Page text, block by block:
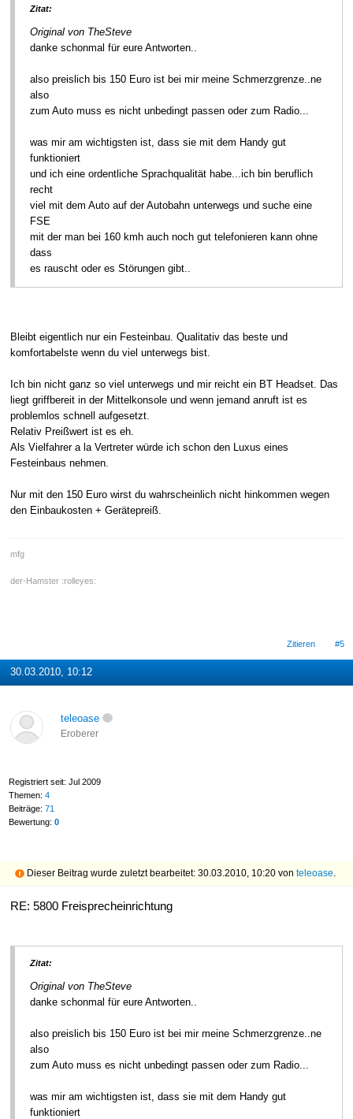
Zitat:
Original von TheSteve
danke schonmal für eure Antworten..
also preislich bis 150 Euro ist bei mir meine Schmerzgrenze..ne
also
zum Auto muss es nicht unbedingt passen oder zum Radio...
was mir am wichtigsten ist, dass sie mit dem Handy gut
funktioniert
und ich eine ordentliche Sprachqualität habe...ich bin beruflich
recht
viel mit dem Auto auf der Autobahn unterwegs und suche eine
FSE
mit der man bei 160 kmh auch noch gut telefonieren kann ohne
dass
es rauscht oder es Störungen gibt..
Bleibt eigentlich nur ein Festeinbau. Qualitativ das beste und
komfortabelste wenn du viel unterwegs bist.
Ich bin nicht ganz so viel unterwegs und mir reicht ein BT Headset. Das
liegt griffbereit in der Mittelkonsole und wenn jemand anruft ist es
problemlos schnell aufgesetzt.
Relativ Preißwert ist es eh.
Als Vielfahrer a la Vertreter würde ich schon den Luxus eines
Festeinbaus nehmen.
Nur mit den 150 Euro wirst du wahrscheinlich nicht hinkommen wegen
den Einbaukosten + Gerätepreiß.
mfg
der-Hamster :rolleyes:
Zitieren #5
30.03.2010, 10:12
teleoase
Eroberer
Registriert seit: Jul 2009
Themen: 4
Beiträge: 71
Bewertung: 0
Dieser Beitrag wurde zuletzt bearbeitet: 30.03.2010, 10:20 von teleoase.
RE: 5800 Freisprecheinrichtung
Zitat:
Original von TheSteve
danke schonmal für eure Antworten..
also preislich bis 150 Euro ist bei mir meine Schmerzgrenze..ne
also
zum Auto muss es nicht unbedingt passen oder zum Radio...
was mir am wichtigsten ist, dass sie mit dem Handy gut
funktioniert